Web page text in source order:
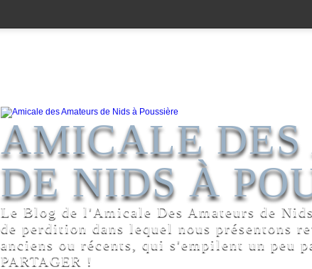
AMICALE DES
DE NIDS À
Le Blog de l'Amicale Des Amateurs de
de perdition dans lequel nous présentons
anciens ou récents, qui s'empilent un peu
PARTAGER !